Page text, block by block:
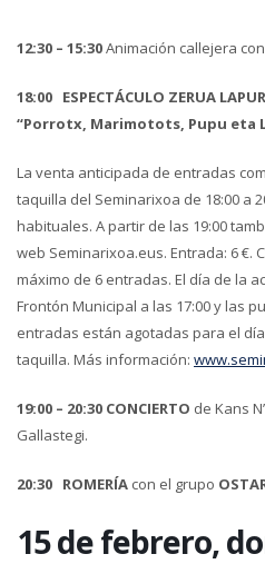
12:30 – 15:30Animación callejera
18:00 ESPECTÁCULO ZERUA
“Porrotx, Marimotots, Pupu eta
La venta anticipada de entradas
taquilla del Seminarixoa de 18:00 a
habituales. A partir de las 19:00
web Seminarixoa.eus. Entrada: 6 €.
máximo de 6 entradas. El día de la
Frontón Municipal a las 17:00 y las
entradas están agotadas para el
taquilla. Más información:
19:00 – 20:30 CONCIERTO de Kans
Gallastegi.
20:30 ROMERÍA con el grupo
15 de febrero,